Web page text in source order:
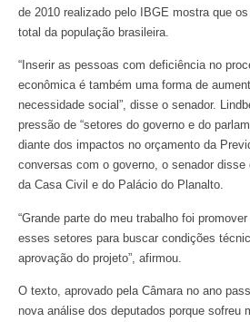
de 2010 realizado pelo IBGE mostra que
total da população brasileira.
“Inserir as pessoas com deficiência no
econômica é também uma forma de
necessidade social”, disse o senador.
pressão de “setores do governo e do
diante dos impactos no orçamento da
conversas com o governo, o senador disse
da Casa Civil e do Palácio do Planalto.
“Grande parte do meu trabalho foi
esses setores para buscar condições
aprovação do projeto”, afirmou.
O texto, aprovado pela Câmara no ano
nova análise dos deputados porque sofreu